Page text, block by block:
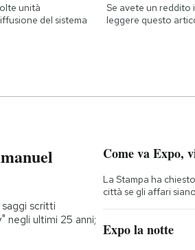
unità
del sistema
Se avete un reddito
leggere questo
scritti
negli ultimi 25 anni;
Come va Expo,
La Stampa ha
città se gli affari
Expo la notte